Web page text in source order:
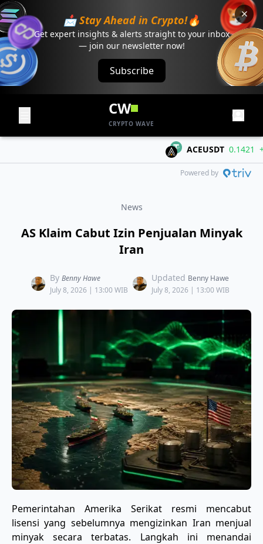
📩 Stay Ahead in Crypto!🔥
Get expert insights & alerts straight to your inbox
— join our newsletter now!
Subscribe
CW
CRYPTO WAVE
ACEUSDT 0.1421
Powered by
News
AS Klaim Cabut Izin Penjualan Minyak
Iran
By Benny Hawe
July 8, 2026 | 13:00 WIB
Updated Benny Hawe
July 8, 2026 | 13:00 WIB
Pemerintahan Amerika Serikat resmi mencabut
lisensi yang sebelumnya mengizinkan Iran menjual
minyak secara terbatas. Langkah ini menandai